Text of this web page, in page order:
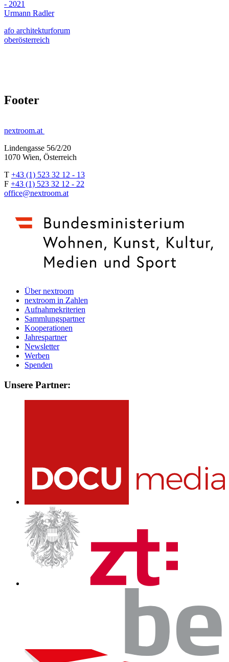
- 2021
Urmann Radler
afo architekturforum
oberösterreich
Footer
nextroom.at
Lindengasse 56/2/20
1070 Wien, Österreich
T +43 (1) 523 32 12 - 13
F +43 (1) 523 32 12 - 22
office@nextroom.at
Über nextroom
nextroom in Zahlen
Aufnahmekriterien
Sammlungspartner
Kooperationen
Jahrespartner
Newsletter
Werben
Spenden
Unsere Partner: